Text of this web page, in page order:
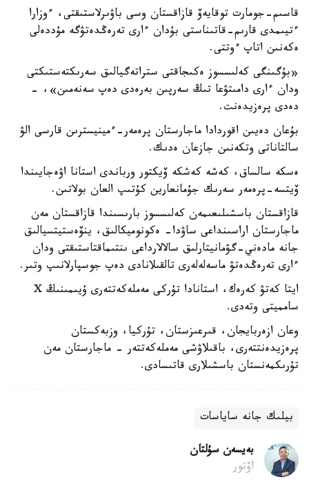
قاسىم-جومارت توقايەۆ قازاقستان وسى باۋىرلاستىقتى، ءوزارا
ءتيىمدى قارىم-قاتىناستى بۇدان ءارى تەرەڭدەتۋگە مۇددەلى
ەكەنىن اتاپ ءوتتى.
«بۇگىنگى كەلىسسوز ەكىجاقتى ستراتەگيالىق سەرىكتەستىكتى
ودان ءارى دامىتۋعا تىڭ سەرپىن بەرەدى دەپ سەنەمىن»، -
دەدى پرەزيدەنت.
بۇعان دەيىن اقوردادا ماجارستان پرەمەر-ءمينيسترىن قارسى الۋ
سالتاناتى وتكەنىن جازعان ەدىك.
ەسكە سالساق، كەشە كەشكە ۆيكتور ورباندى استانا اۋەجايىندا
ۆيتسە-پرەمەر سەرىك جۇمانعارين كۇتىپ العان بولاتىن.
قازاقستان باسشىلىعىمەن كەلىسسوز بارىسىندا قازاقستان مەن
ماجارستان اراسىنداعى ساۋدا- ەكونوميكالىق، ينۆەستيتسيالىق
جانە مادەني-گۋمانيتارلىق سالالارداعى ىنتىماقتاستىقتى ودان
ءارى تەرەڭدەتۋ ماسەلەلەرى تالقىلانادى دەپ جوسپارلانىپ وتىر.
ايتا كەتۋ كەرەك، استانادا تۇركى مەملەكەتتەرى ۇيىمىنىڭ X
سامميتى وتەدى.
وعان ازەربايجان، قىرعىزستان، تۇركيا، وزبەكستان
پرەزيدەنتتەرى، باقىلاۋشى مەملەكەتتەر - ماجارستان مەن
تۇرىكمەنستان باسشىلارى قاتىسادى.
بيلىك جانە ساياسات
بەيسەن سۇلتان
اۆتور